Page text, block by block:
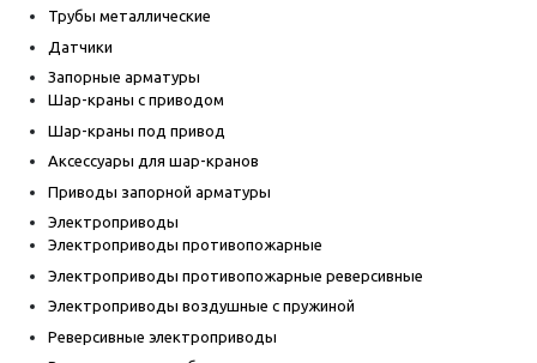
Трубы металлические
Датчики
Запорные арматуры
Шар-краны с приводом
Шар-краны под привод
Аксессуары для шар-кранов
Приводы запорной арматуры
Электроприводы
Электроприводы противопожарные
Электроприводы противопожарные реверсивные
Электроприводы воздушные с пружиной
Реверсивные электроприводы